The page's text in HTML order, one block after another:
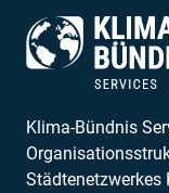
Klima-Bündnis